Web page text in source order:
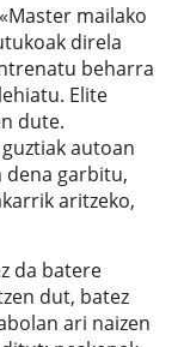
mailako
direla
beharra
Elite
dute.
autoan
garbitu,
aritzeko,
da batere
dut, batez
ari naizen